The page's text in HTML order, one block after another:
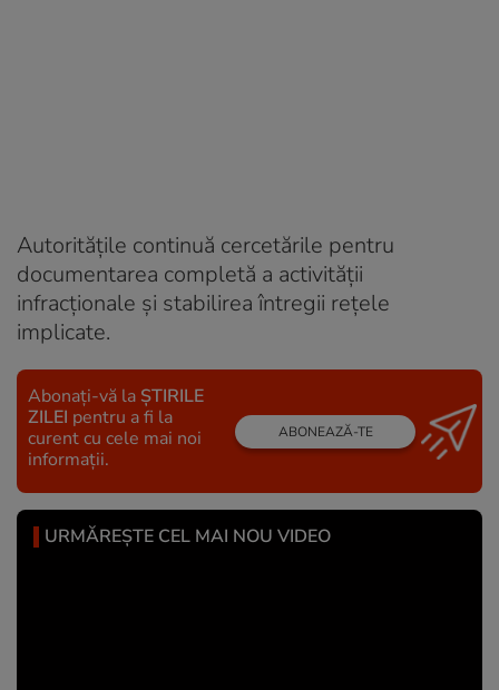
Autoritățile continuă cercetările pentru
documentarea completă a activității
infracționale și stabilirea întregii rețele
implicate.
Abonați-vă la ȘTIRILE
ZILEI pentru a fi la
curent cu cele mai noi
informații.
ABONEAZĂ-TE
URMĂREȘTE CEL MAI NOU VIDEO